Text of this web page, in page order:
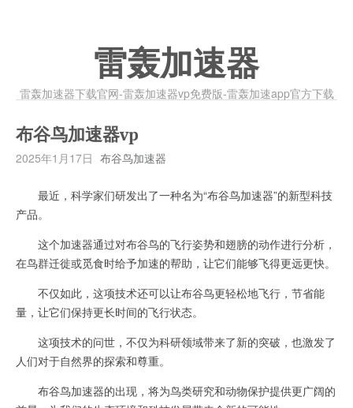
雷轰加速器
雷轰加速器下载官网-雷轰加速器vp免费版-雷轰加速app官方下载
布谷鸟加速器vp
2025年1月17日 布谷鸟加速器
最近，科学家们研发出了一种名为“布谷鸟加速器”的新型科技
产品。
这个加速器通过对布谷鸟的飞行姿势和翅膀的动作进行分析，
在鸟群迁徙或觅食时给予加速的帮助，让它们能够飞得更远更快。
不仅如此，这项技术还可以让布谷鸟更轻松地飞行，节省能
量，让它们保持更长时间的飞行状态。
这项技术的问世，不仅为科研领域带来了新的突破，也激发了
人们对于自然界的探索和尊重。
布谷鸟加速器的出现，将为鸟类研究和动物保护提供更广阔的